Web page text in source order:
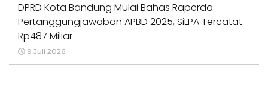
DPRD Kota Bandung Mulai Bahas Raperda
Pertanggungjawaban APBD 2025, SiLPA Tercatat
Rp487 Miliar
9 Juli 2026